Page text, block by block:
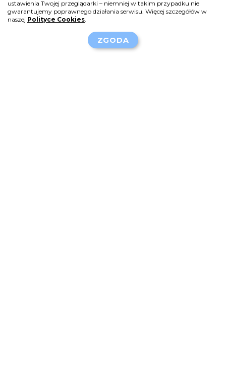
ustawienia Twojej przeglądarki – niemniej w takim przypadku nie
gwarantujemy poprawnego działania serwisu. Więcej szczegółów w
naszej Polityce Cookies.
ZGODA